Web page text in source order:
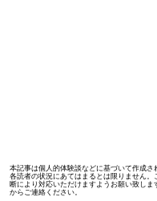
本記事は個人的体験談などに基づいて作成
各読者の状況にあてはまるとは限りません
断により対応いただけますようお願い致し
からご連絡ください。